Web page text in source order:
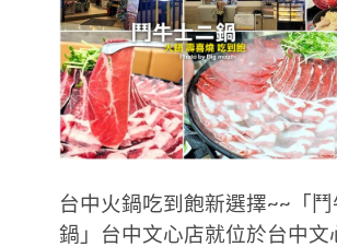
台中火鍋吃到飽新選擇~~「
鍋」台中文心店就位於台中文